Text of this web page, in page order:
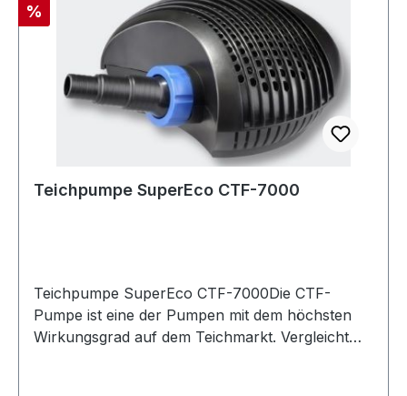
Rabatt
%
Teichpumpe SuperEco CTF-7000
Teichpumpe SuperEco CTF-7000Die CTF-
Pumpe ist eine der Pumpen mit dem höchsten
Wirkungsgrad auf dem Teichmarkt. Vergleicht